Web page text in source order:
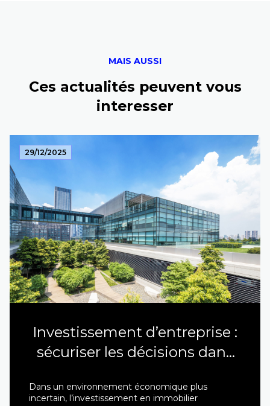
MAIS AUSSI
Ces actualités peuvent vous
interesser
29/12/2025
Investissement d’entreprise :
sécuriser les décisions dans
Dans un environnement économique plus
incertain, l’investissement en immobilier